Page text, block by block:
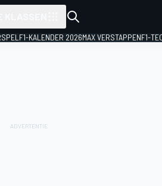
F1-KALENDER 2026MAX VERSTAPPENF1-